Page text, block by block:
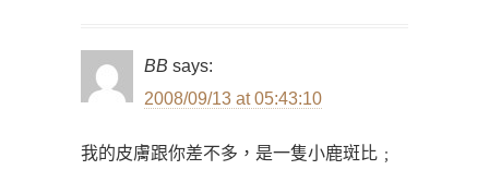
BB says:
2008/09/13 at 05:43:10
我的皮膚跟你差不多，是一隻小鹿斑比﹔